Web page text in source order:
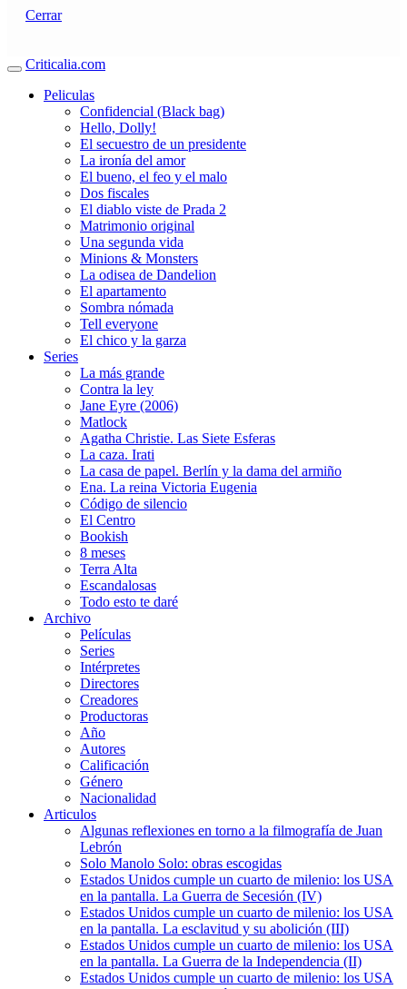
Cerrar
Criticalia.com
Peliculas
Confidencial (Black bag)
Hello, Dolly!
El secuestro de un presidente
La ironía del amor
El bueno, el feo y el malo
Dos fiscales
El diablo viste de Prada 2
Matrimonio original
Una segunda vida
Minions & Monsters
La odisea de Dandelion
El apartamento
Sombra nómada
Tell everyone
El chico y la garza
Series
La más grande
Contra la ley
Jane Eyre (2006)
Matlock
Agatha Christie. Las Siete Esferas
La caza. Irati
La casa de papel. Berlín y la dama del armiño
Ena. La reina Victoria Eugenia
Código de silencio
El Centro
Bookish
8 meses
Terra Alta
Escandalosas
Todo esto te daré
Archivo
Películas
Series
Intérpretes
Directores
Creadores
Productoras
Año
Autores
Calificación
Género
Nacionalidad
Articulos
Algunas reflexiones en torno a la filmografía de Juan
Lebrón
Solo Manolo Solo: obras escogidas
Estados Unidos cumple un cuarto de milenio: los USA
en la pantalla. La Guerra de Secesión (IV)
Estados Unidos cumple un cuarto de milenio: los USA
en la pantalla. La esclavitud y su abolición (III)
Estados Unidos cumple un cuarto de milenio: los USA
en la pantalla. La Guerra de la Independencia (II)
Estados Unidos cumple un cuarto de milenio: los USA